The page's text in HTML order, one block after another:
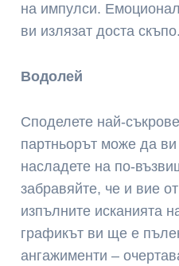
на импулси.
ви излязат доста скъпо.
Водолей
Споделете най-
партньорът може да
насладете на по-
забравяйте, че и вие
изпълните исканията
графикът ви ще е
ангажименти –